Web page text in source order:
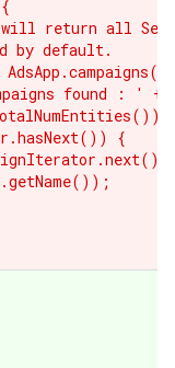
return all
by default.
found : ' +
{